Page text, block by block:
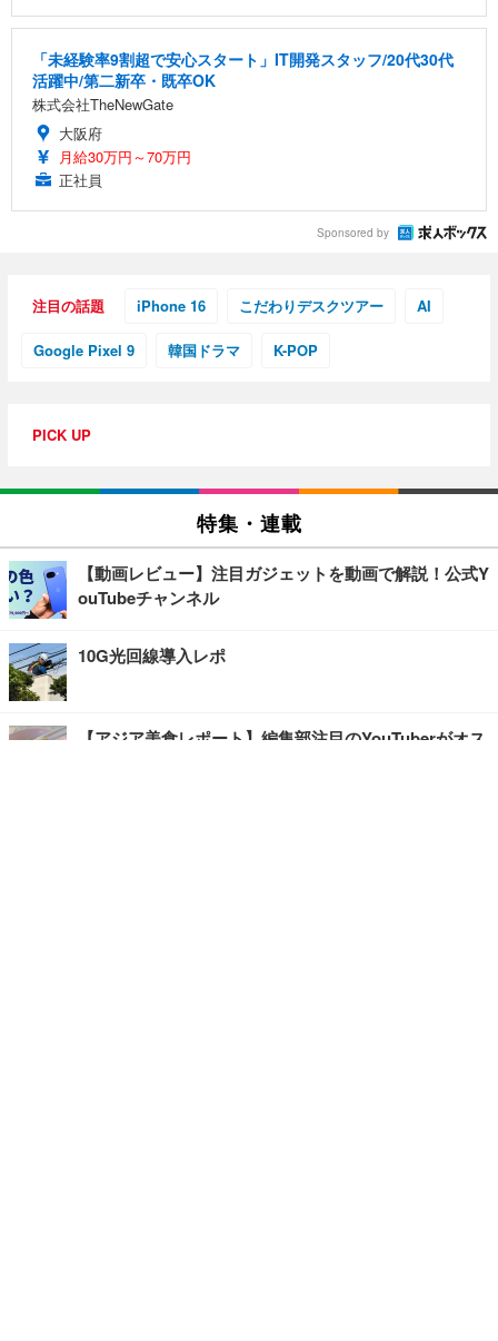
「未経験率9割超で安心スタート」IT開発スタッフ/20代30代
活躍中/第二新卒・既卒OK
株式会社TheNewGate
大阪府
月給30万円～70万円
正社員
Sponsored by
注目の話題 iPhone 16 こだわりデスクツアー AI
Google Pixel 9 韓国ドラマ K-POP
PICK UP
特集・連載
【動画レビュー】注目ガジェットを動画で解説！公式Y
ouTubeチャンネル
10G光回線導入レポ
【アジア美食レポート】編集部注目のYouTuberがオス